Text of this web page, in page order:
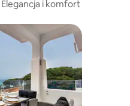
i komfort